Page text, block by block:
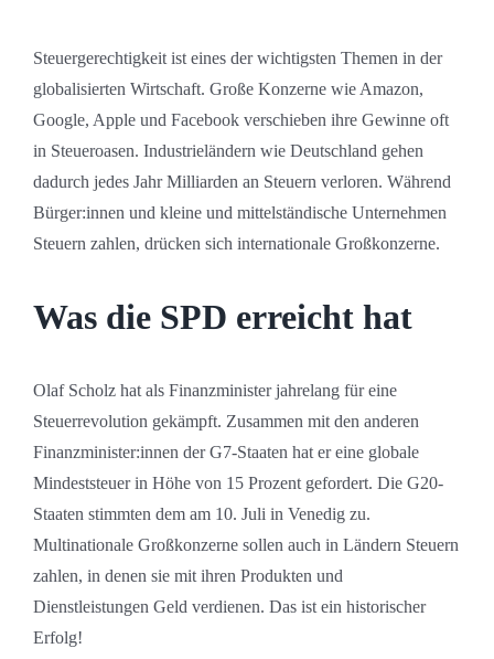
Steuergerechtigkeit ist eines der wichtigsten Themen in der
globalisierten Wirtschaft. Große Konzerne wie Amazon,
Google, Apple und Facebook verschieben ihre Gewinne oft
in Steueroasen. Industrieländern wie Deutschland gehen
dadurch jedes Jahr Milliarden an Steuern verloren. Während
Bürger:innen und kleine und mittelständische Unternehmen
Steuern zahlen, drücken sich internationale Großkonzerne.
Was die SPD erreicht hat
Olaf Scholz hat als Finanzminister jahrelang für eine
Steuerrevolution gekämpft. Zusammen mit den anderen
Finanzminister:innen der G7-Staaten hat er eine globale
Mindeststeuer in Höhe von 15 Prozent gefordert. Die G20-
Staaten stimmten dem am 10. Juli in Venedig zu.
Multinationale Großkonzerne sollen auch in Ländern Steuern
zahlen, in denen sie mit ihren Produkten und
Dienstleistungen Geld verdienen. Das ist ein historischer
Erfolg!